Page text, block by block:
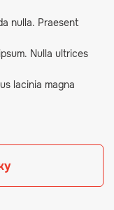
nulla. Praesent
Nulla ultrices
lacinia magna